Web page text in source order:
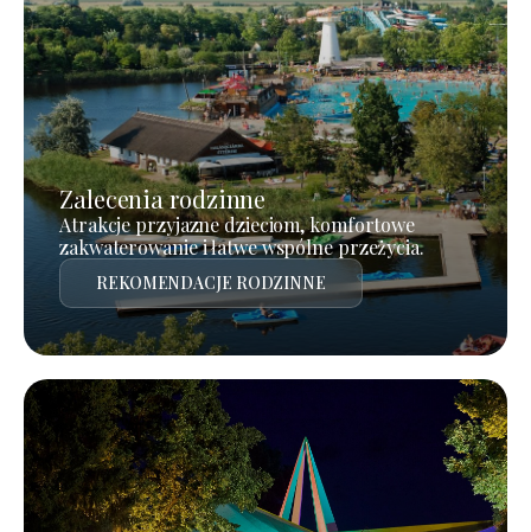
Zalecenia rodzinne
Atrakcje przyjazne dzieciom, komfortowe
zakwaterowanie i łatwe wspólne przeżycia.
REKOMENDACJE RODZINNE